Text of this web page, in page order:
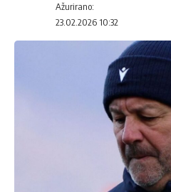
Ažurirano:
23.02.2026 10:32